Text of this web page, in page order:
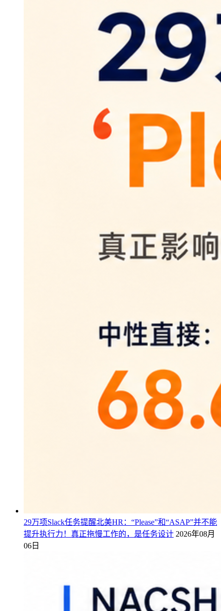
29万项Slack任务提醒北美HR：“Please”和“ASAP”并不能
提升执行力！真正拖慢工作的，是任务设计 2026年08月
06日